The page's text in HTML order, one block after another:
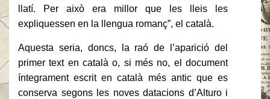
llatí. Per això era millor que les lleis les
expliquessen en la llengua romanç”, el català.
Aquesta seria, doncs, la raó de l’aparició del
primer text en català o, si més no, el document
íntegrament escrit en català més antic que es
conserva segons les noves datacions d’Alturo i